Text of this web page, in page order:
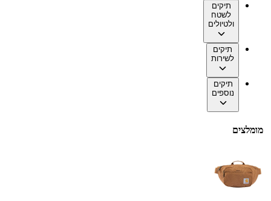
תיקים
לשטח
ולטיולים
תיקים
לשירות
תיקים
נוספים
מומלצים